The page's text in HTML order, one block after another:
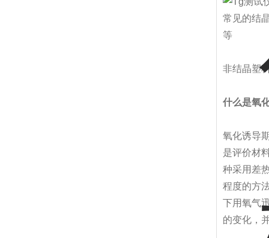
常见的结
等
非结晶塑
什么是氧
氧化诱导
是评价材
种采用差
程度的方
下用氧气
的变化，